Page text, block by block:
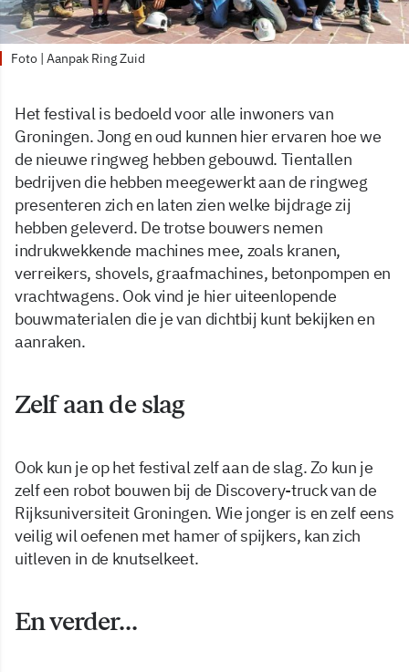
Foto | Aanpak Ring Zuid
Het festival is bedoeld voor alle inwoners van
Groningen. Jong en oud kunnen hier ervaren hoe we
de nieuwe ringweg hebben gebouwd. Tientallen
bedrijven die hebben meegewerkt aan de ringweg
presenteren zich en laten zien welke bijdrage zij
hebben geleverd. De trotse bouwers nemen
indrukwekkende machines mee, zoals kranen,
verreikers, shovels, graafmachines, betonpompen en
vrachtwagens. Ook vind je hier uiteenlopende
bouwmaterialen die je van dichtbij kunt bekijken en
aanraken.
Zelf aan de slag
Ook kun je op het festival zelf aan de slag. Zo kun je
zelf een robot bouwen bij de Discovery-truck van de
Rijksuniversiteit Groningen. Wie jonger is en zelf eens
veilig wil oefenen met hamer of spijkers, kan zich
uitleven in de knutselkeet.
En verder…